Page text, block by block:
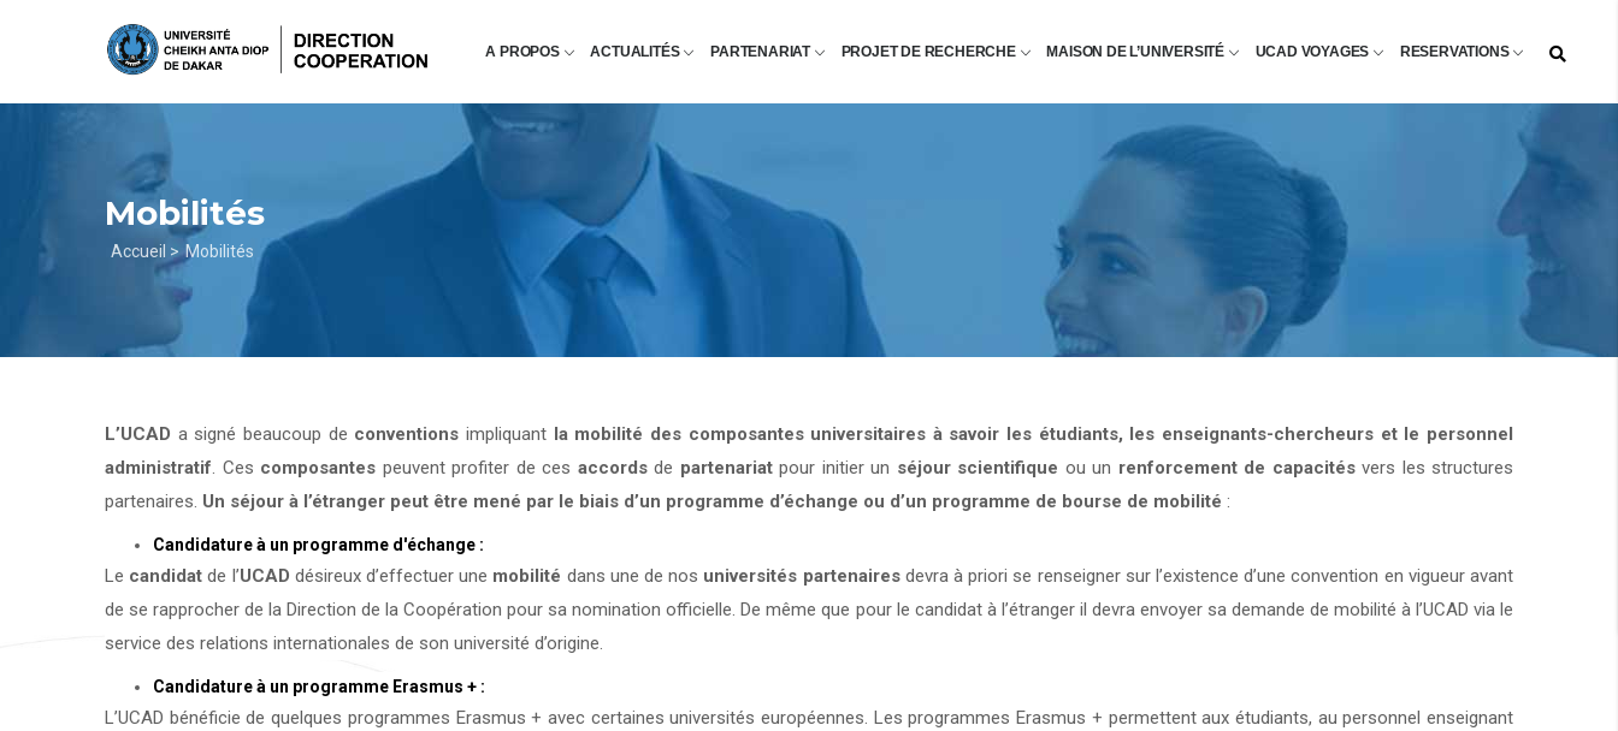
principal
A PROPOS ACTUALITÉS PARTENARIAT PROJET DE RECHERCHE MAISON DE L’UNIVERSITÉ UCAD VOYAGES RESERVATIONS
Mobilités
Fil
d'Ariane
Accueil > Mobilités
L’UCAD a signé beaucoup de conventions impliquant la mobilité des composantes universitaires à savoir les étudiants, les enseignants-chercheurs et le personnel
administratif. Ces composantes peuvent profiter de ces accordsde partenariatpour initier un séjour scientifique ou un renforcement de capacitésvers les structures
partenaires. Un séjour à l’étranger peut être mené par le biais d’un programme d’échange ou d’un programme de bourse de mobilité :
Candidature à un programme d'échange :
Le candidat de l’UCAD désireux d’effectuer une mobilité dans une de nos universités partenairesdevra à priori se renseigner sur l’existence d’une convention en vigueur avant
de se rapprocher de la Direction de la Coopération pour sa nomination officielle. De même que pour le candidat à l’étranger il devra envoyer sa demande de mobilité à l’UCAD via le
service des relations internationales de son université d’origine.
Candidature à un programme Erasmus + :
L’UCAD bénéficie de quelques programmes Erasmus + avec certaines universités européennes. Les programmes Erasmus + permettent aux étudiants, au personnel enseignant